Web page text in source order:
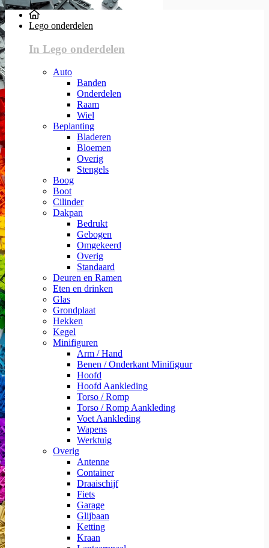
Lego onderdelen
In Lego onderdelen
Auto
Banden
Onderdelen
Raam
Wiel
Beplanting
Bladeren
Bloemen
Overig
Stengels
Boog
Boot
Cilinder
Dakpan
Bedrukt
Gebogen
Omgekeerd
Overig
Standaard
Deuren en Ramen
Eten en drinken
Glas
Grondplaat
Hekken
Kegel
Minifiguren
Arm / Hand
Benen / Onderkant Minifiguur
Hoofd
Hoofd Aankleding
Torso / Romp
Torso / Romp Aankleding
Voet Aankleding
Wapens
Werktuig
Overig
Antenne
Container
Draaischijf
Fiets
Garage
Glijbaan
Ketting
Kraan